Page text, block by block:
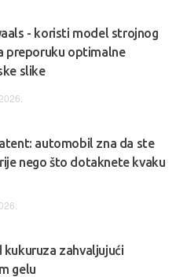
- koristi model strojnog
preporuku optimalne
slike
automobil zna da ste
nego što dotaknete kvaku
kukuruza zahvaljujući
gelu